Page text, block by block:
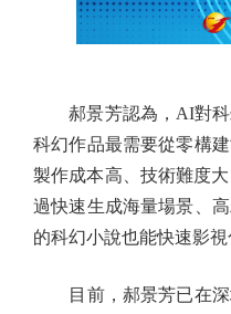
郝景芳認為，AI對科
科幻作品最需要從零構
製作成本高、技術難度
過快速生成海量場景、
的科幻小說也能快速影視
目前，郝景芳已在深